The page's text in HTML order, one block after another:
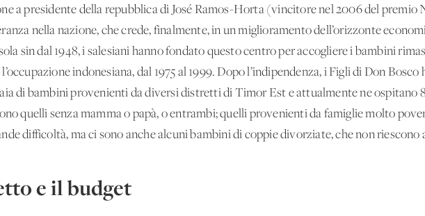
a presidente della repubblica di José Ramos-Horta (vincitore nel 2006 del premio
nella nazione, che crede, finalmente, in un miglioramento dell’orizzonte
sin dal 1948, i salesiani hanno fondato questo centro per accogliere i bambini
indonesiana, dal 1975 al 1999. Dopo l’indipendenza, i Figli di Don
di bambini provenienti da diversi distretti di Timor Est e attualmente ne ospitano
quelli senza mamma o papà, o entrambi; quelli provenienti da famiglie molto
difficoltà, ma ci sono anche alcuni bambini di coppie divorziate, che non riescono
e il budget